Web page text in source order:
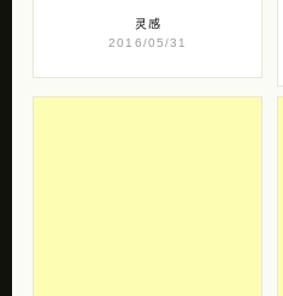
灵感
2016/05/31